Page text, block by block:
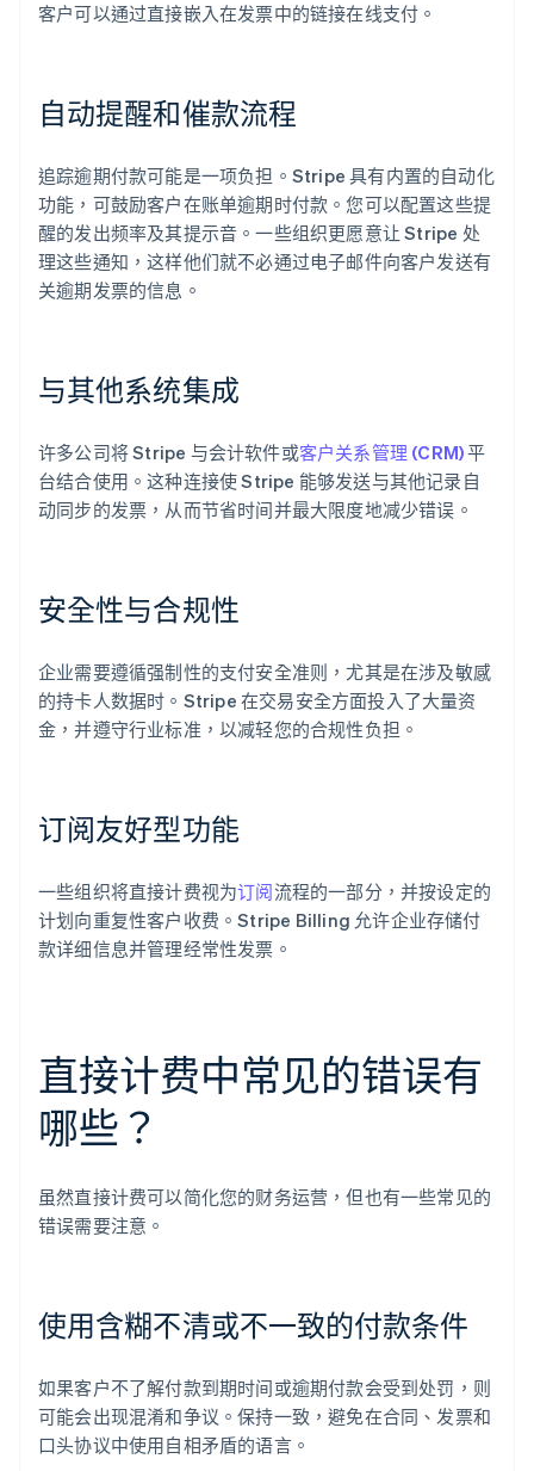
客户可以通过直接嵌入在发票中的链接在线支付。
自动提醒和催款流程
追踪逾期付款可能是一项负担。Stripe 具有内置的自动化
功能，可鼓励客户在账单逾期时付款。您可以配置这些提
醒的发出频率及其提示音。一些组织更愿意让 Stripe 处
理这些通知，这样他们就不必通过电子邮件向客户发送有
关逾期发票的信息。
与其他系统集成
许多公司将 Stripe 与会计软件或客户关系管理 (CRM)平
台结合使用。这种连接使 Stripe 能够发送与其他记录自
动同步的发票，从而节省时间并最大限度地减少错误。
安全性与合规性
企业需要遵循强制性的支付安全准则，尤其是在涉及敏感
的持卡人数据时。Stripe 在交易安全方面投入了大量资
金，并遵守行业标准，以减轻您的合规性负担。
订阅友好型功能
一些组织将直接计费视为订阅流程的一部分，并按设定的
计划向重复性客户收费。Stripe Billing 允许企业存储付
款详细信息并管理经常性发票。
直接计费中常见的错误有
哪些？
虽然直接计费可以简化您的财务运营，但也有一些常见的
错误需要注意。
使用含糊不清或不一致的付款条件
如果客户不了解付款到期时间或逾期付款会受到处罚，则
可能会出现混淆和争议。保持一致，避免在合同、发票和
口头协议中使用自相矛盾的语言。